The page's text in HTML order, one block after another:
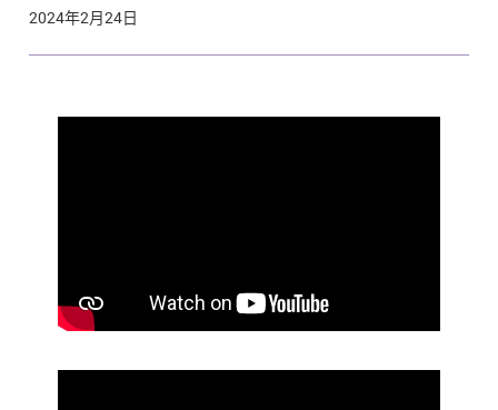
2024年2月24日